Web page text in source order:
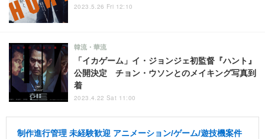
2023.5.26 Fri 12:10
「イカゲーム」イ・ジョンジェ初監督『ハント』
公開決定 チョン・ウソンとのメイキング写真到
着
韓流・華流
2023.4.22 Sat 11:00
制作進行管理 未経験歓迎 アニメーション/ゲーム/遊技機案件